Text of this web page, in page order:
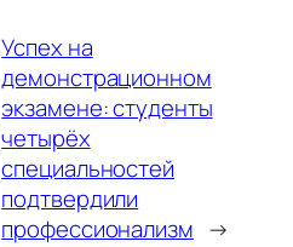
Успех на
демонстрационном
экзамене: студенты
четырёх
специальностей
подтвердили
профессионализм →